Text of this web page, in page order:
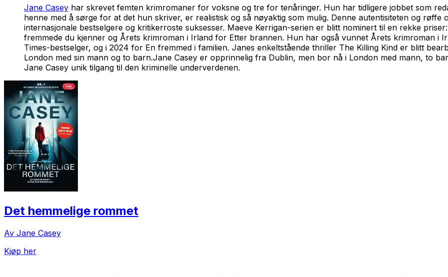
Jane Casey har skrevet femten krimromaner for voksne og tre for tenåringer. Hun har tidligere jobbet som
henne med å sørge for at det hun skriver, er realistisk og så nøyaktig som mulig. Denne autentisiteten og
internasjonale bestselgere og kritikerroste suksesser. Maeve Kerrigan-serien er blitt nominert til en rekke
fremmede du kjenner og Årets krimroman i Irland for Etter brannen. Hun har også vunnet Årets krimroman i
Times-bestselger, og i 2024 for En fremmed i familien. Janes enkeltstående thriller The Killing Kind er blitt
London med sin mann og to barn.Jane Casey er opprinnelig fra Dublin, men bor nå i London med mann, to
Jane Casey unik tilgang til den kriminelle underverdenen.
Det hemmelige rommet
Av Jane Casey
Kjøp her